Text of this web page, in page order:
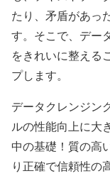
たり、矛盾があっ
す。そこで、デー
をきれいに整える
プします。
データクレンジン
ルの性能向上に大
中の基礎！質の高
り正確で信頼性の